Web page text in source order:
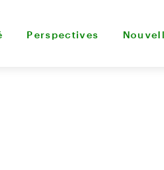
Perspectives